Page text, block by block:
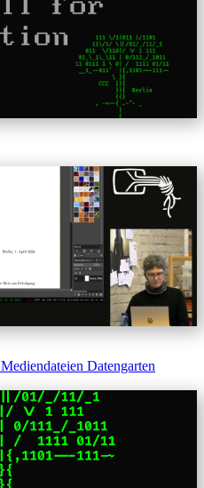
Mediendateien Datengarten